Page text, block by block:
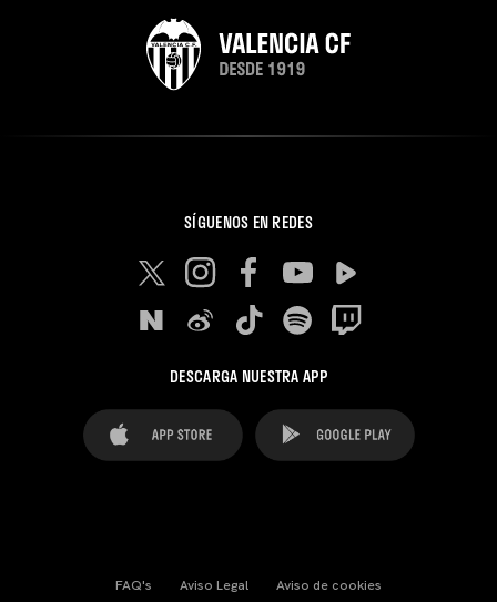
SÍGUENOS EN REDES
DESCARGA NUESTRA APP
FAQ's Aviso Legal Aviso de cookies